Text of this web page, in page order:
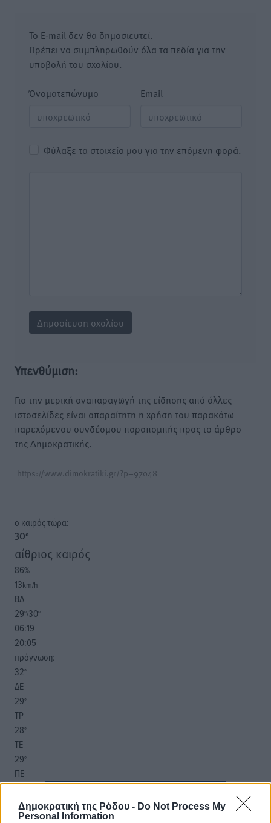
Δημοκρατική της Ρόδου - Do Not Process My
Personal Information
Το E-mail δεν θα δημοσιευτεί.
Πρέπει να συμπληρωθούν όλα τα πεδία για την
υποβολή του σχολίου.
Όνοματεπώνυμο Email
Φύλαξε τα στοιχεία μου για την επόμενη φορά.
Υπενθύμιση:
Για την μερική αναπαραγωγή της είδησης από άλλες
ιστοσελίδες είναι απαραίτητη η χρήση του παρακάτω
παρεχόμενου συνδέσμου παραπομπής προς το άρθρο
της Δημοκρατικής.
o καιρός τώρα:
30°
αίθριος καιρός
86%
13km/h
ΒΔ
29°/30°
06:19
20:05
πρόγνωση:
32°
ΔΕ
29°
ΤΡ
28°
ΤΕ
29°
ΠΕ